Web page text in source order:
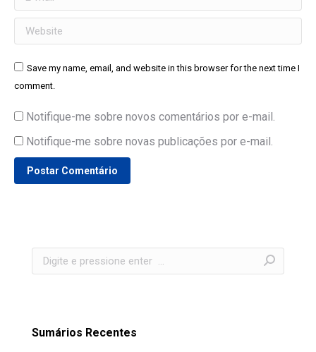
Website
Save my name, email, and website in this browser for the next time I
comment.
Notifique-me sobre novos comentários por e-mail.
Notifique-me sobre novas publicações por e-mail.
Postar Comentário
Search:
Sumários Recentes